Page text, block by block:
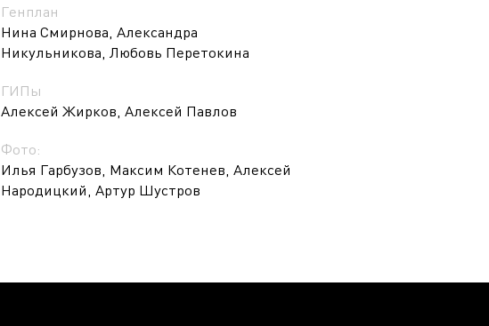
Генплан
Нина Смирнова, Александра
Никульникова, Любовь Перетокина
ГИПы
Алексей Жирков, Алексей Павлов
Фото:
Илья Гарбузов, Максим Котенев, Алексей
Народицкий, Артур Шустров